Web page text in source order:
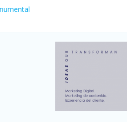
turístico: 4,6 millones de
bajó un 12,6% interanual